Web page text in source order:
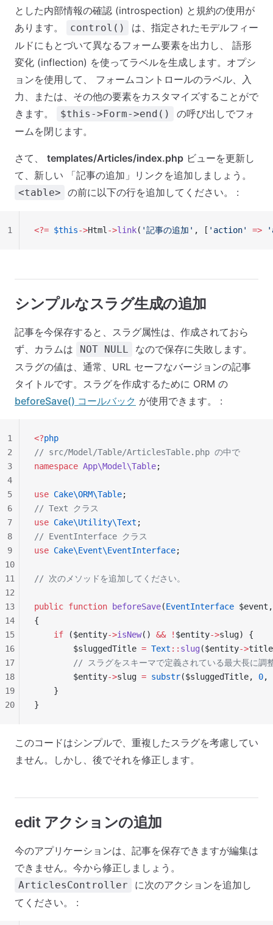
とした内部情報の確認 (introspection) と規約の使用が
あります。
control()
は、指定されたモデルフィー
ルドにもとづいて異なるフォーム要素を出力し、 語形
変化 (inflection) を使ってラベルを生成します。オプシ
ョンを使用して、 フォームコントロールのラベル、入
力、または、その他の要素をカスタマイズすることがで
きます。
$this->Form->end()
の呼び出しでフォ
ームを閉じます。
さて、 templates/Articles/index.php ビューを更新し
て、新しい 「記事の追加」リンクを追加しましょう。
<table> の前に以下の行を追加してください。 :
<?= $this->Html ->link( '記事の追加' , [ 'action' =>
1
シンプルなスラグ生成の追加
記事を今保存すると、スラグ属性は、作成されておら
ず、カラムは
NOT NULL
なので保存に失敗します。
スラグの値は、通常、URL セーフなバージョンの記事
タイトルです。スラグを作成するために ORM の
beforeSave() コールバック が使用できます。 :
<?php
// src/Model/Table/ArticlesTable.php の中で
namespace App\Model\Table;
use Cake\ORM\Table;
// Text クラス
use Cake\Utility\Text ;
// EventInterface クラス
use Cake\Event\EventInterface;
// 次のメソッドを追加してください。
public function beforeSave(EventInterface
{
    if
($entity->isNew() && ! $entity->slug) {
        $sluggedTitle
= Text :: slug ($entity->
// スラグをスキーマで定義されている最大長に調
        $entity
->slug = substr($sluggedTitle, 0,
    }
}
1
2
3
4
5
6
7
8
9
10
11
12
13
14
15
16
17
18
19
20
このコードはシンプルで、重複したスラグを考慮してい
ません。しかし、後でそれを修正します。
edit アクションの追加
今のアプリケーションは、記事を保存できますが編集は
できません。今から修正しましょう。
ArticlesController
に次のアクションを追加し
てください。 :